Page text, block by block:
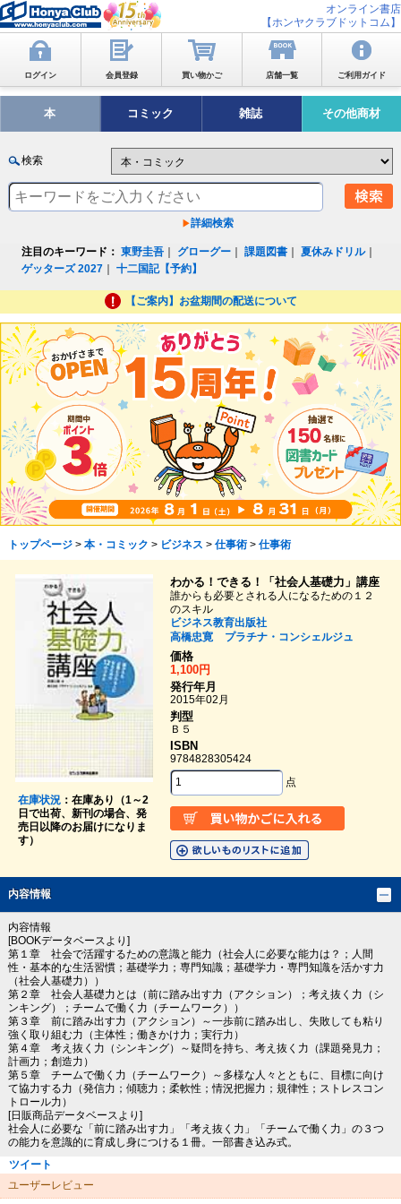
オンライン書店
【ホンヤクラブドットコム】
ログイン 会員登録 買い物かご 店舗一覧 ご利用ガイド
本 コミック 雑誌 その他商材
検索
詳細検索
注目のキーワード： 東野圭吾 グローグー ｜課題図書 ｜夏休みドリル｜
ゲッターズ 2027 ｜十二国記【予約】
【ご案内】お盆期間の配送について
トップページ> 本・コミック > ビジネス > 仕事術> 仕事術
在庫状況：在庫あり（1～2
日で出荷、新刊の場合、発
売日以降のお届けになりま
す）
わかる！できる！「社会人基礎力」講座
誰からも必要とされる人になるための１２
のスキル
ビジネス教育出版社
高橋忠寛
プラチナ・コンシェルジュ
価格
1,100円
発行年月
2015年02月
判型
Ｂ５
ISBN
9784828305424
点
内容情報
内容情報
[BOOKデータベースより]
第１章 社会で活躍するための意識と能力（社会人に必要な能力は？；人間
性・基本的な生活習慣；基礎学力；専門知識；基礎学力・専門知識を活かす力
（社会人基礎力））
第２章 社会人基礎力とは（前に踏み出す力（アクション）；考え抜く力（シ
ンキング）；チームで働く力（チームワーク））
第３章 前に踏み出す力（アクション）～一歩前に踏み出し、失敗しても粘り
強く取り組む力（主体性；働きかけ力；実行力）
第４章 考え抜く力（シンキング）～疑問を持ち、考え抜く力（課題発見力；
計画力；創造力）
第５章 チームで働く力（チームワーク）～多様な人々とともに、目標に向け
て協力する力（発信力；傾聴力；柔軟性；情況把握力；規律性；ストレスコン
トロール力）
[日販商品データベースより]
社会人に必要な「前に踏み出す力」「考え抜く力」「チームで働く力」の３つ
の能力を意識的に育成し身につける１冊。一部書き込み式。
ツイート
ユーザーレビュー